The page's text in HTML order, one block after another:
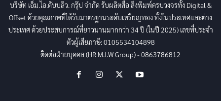
บริษัท เอ็ม.ไอ.ดับบลิว. กรุ๊ป จำกัด รับผลิตสื่อ สิ่งพิมพ์ครบวงจรทั้ง Digital &
Offset ด้วยคุณภาพที่ได้รับมาตรฐานระดับเหรียญทอง ทั้งในประเทศและต่าง
ประเทศ ด้วยประสบการณ์ที่ยาวนานมากกว่า 34 ปี (ในปี 2025) เลขที่ประจำ
ตัวผู้เสียภาษี: 0105534104898
ติดต่อฝ่ายบุคคล (HR M.I.W Group) - 0863786812